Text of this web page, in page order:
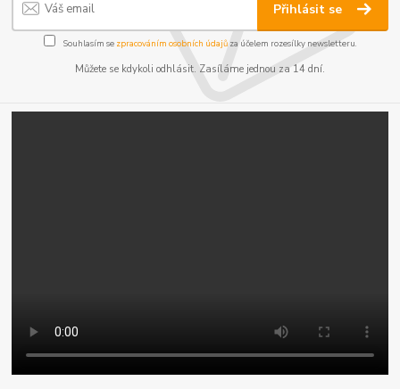
Přihlásit se
Souhlasím se zpracováním osobních údajůza účelem rozesílky newsletteru.
Můžete se kdykoli odhlásit. Zasíláme jednou za 14 dní.